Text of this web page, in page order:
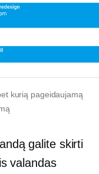
kurią pageidaujamą
galite skirti
valandas